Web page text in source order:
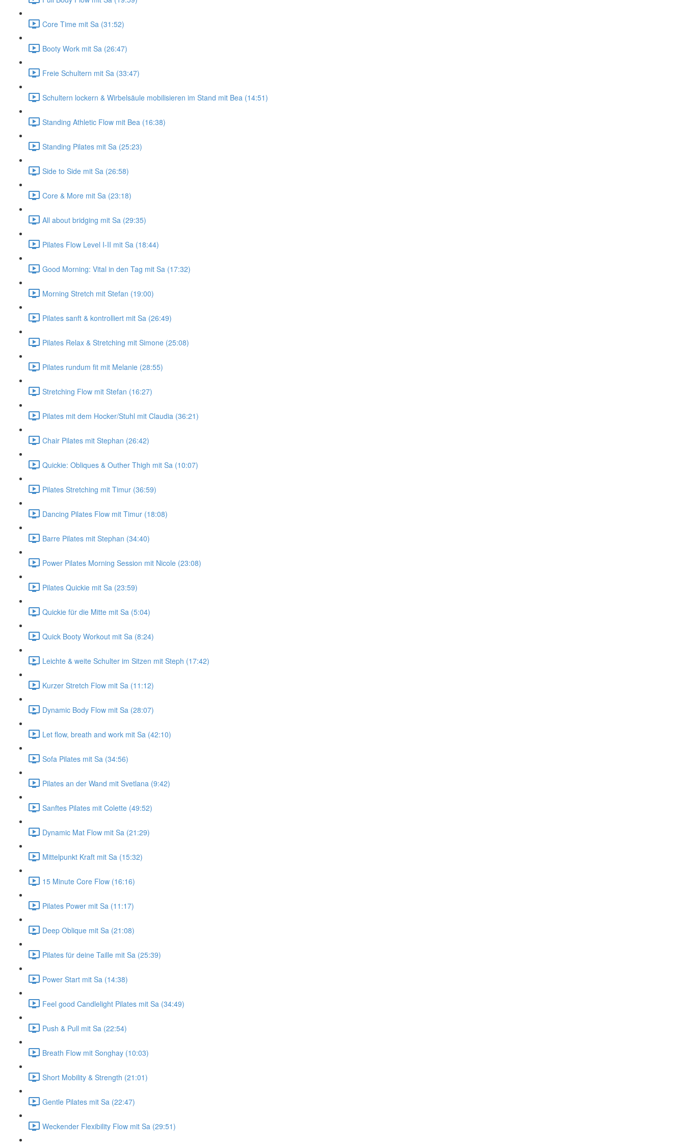
Core Time mit Sa (31:52)
Booty Work mit Sa (26:47)
Freie Schultern mit Sa (33:47)
Schultern lockern & Wirbelsäule mobilisieren im Stand mit Bea (14:51)
Standing Athletic Flow mit Bea (16:38)
Standing Pilates mit Sa (25:23)
Side to Side mit Sa (26:58)
Core & More mit Sa (23:18)
All about bridging mit Sa (29:35)
Pilates Flow Level I-II mit Sa (18:44)
Good Morning: Vital in den Tag mit Sa (17:32)
Morning Stretch mit Stefan (19:00)
Pilates sanft & kontrolliert mit Sa (26:49)
Pilates Relax & Stretching mit Simone (25:08)
Pilates rundum fit mit Melanie (28:55)
Stretching Flow mit Stefan (16:27)
Pilates mit dem Hocker/Stuhl mit Claudia (36:21)
Chair Pilates mit Stephan (26:42)
Quickie: Obliques & Outher Thigh mit Sa (10:07)
Pilates Stretching mit Timur (36:59)
Dancing Pilates Flow mit Timur (18:08)
Barre Pilates mit Stephan (34:40)
Power Pilates Morning Session mit Nicole (23:08)
Pilates Quickie mit Sa (23:59)
Quickie für die Mitte mit Sa (5:04)
Quick Booty Workout mit Sa (8:24)
Leichte & weite Schulter im Sitzen mit Steph (17:42)
Kurzer Stretch Flow mit Sa (11:12)
Dynamic Body Flow mit Sa (28:07)
Let flow, breath and work mit Sa (42:10)
Sofa Pilates mit Sa (34:56)
Pilates an der Wand mit Svetlana (9:42)
Sanftes Pilates mit Colette (49:52)
Dynamic Mat Flow mit Sa (21:29)
Mittelpunkt Kraft mit Sa (15:32)
15 Minute Core Flow (16:16)
Pilates Power mit Sa (11:17)
Deep Oblique mit Sa (21:08)
Pilates für deine Taille mit Sa (25:39)
Power Start mit Sa (14:38)
Feel good Candlelight Pilates mit Sa (34:49)
Push & Pull mit Sa (22:54)
Breath Flow mit Songhay (10:03)
Short Mobility & Strength (21:01)
Gentle Pilates mit Sa (22:47)
Weckender Flexibility Flow mit Sa (29:51)